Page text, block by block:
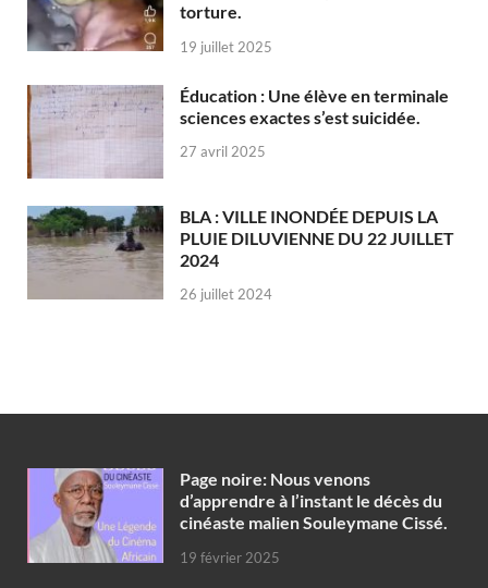
torture.
19 juillet 2025
Éducation : Une élève en terminale
sciences exactes s’est suicidée.
27 avril 2025
BLA : VILLE INONDÉE DEPUIS LA
PLUIE DILUVIENNE DU 22 JUILLET
2024
26 juillet 2024
Page noire: Nous venons
d’apprendre à l’instant le décès du
cinéaste malien Souleymane Cissé.
19 février 2025